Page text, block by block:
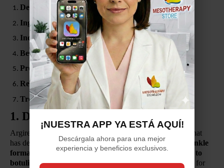
Description
Ingredients
Indications
Benefits
Presentation
Recommended Mesotherapy Protocol
Treatment Structure (6 Sessions)
1. DESCRIPTION
Argireline Complex is a
that
has demonstratedremarkable efficacy in preventing wrinkle
formation
. It provides anon-invasive topical alternative to
botulinum toxin, reducing muscle contraction responsible for
¡NUESTRA APP YA ESTÁ AQUÍ!
Descárgala ahora para una mejor
experiencia y beneficios exclusivos.